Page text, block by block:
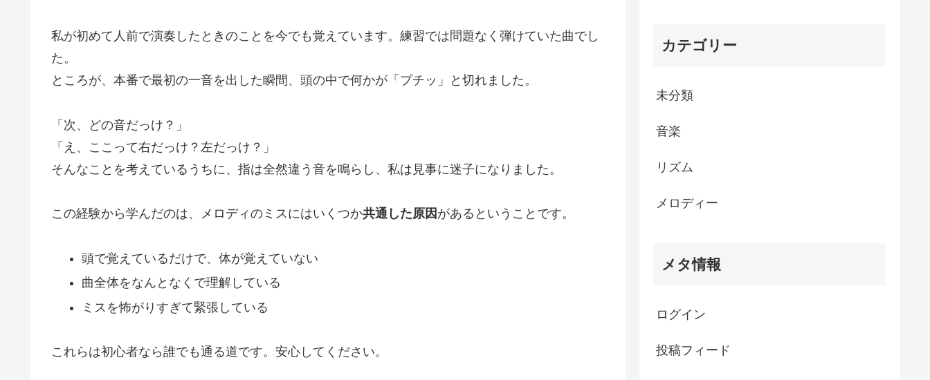
私が初めて人前で演奏したときのことを今でも覚えています。練習では問題なく弾けていた曲でし
た。
ところが、本番で最初の一音を出した瞬間、頭の中で何かが「プチッ」と切れました。
「次、どの音だっけ？」
「え、ここって右だっけ？左だっけ？」
そんなことを考えているうちに、指は全然違う音を鳴らし、私は見事に迷子になりました。
この経験から学んだのは、メロディのミスにはいくつか共通した原因 があるということです。
頭で覚えているだけで、体が覚えていない
曲全体をなんとなくで理解している
ミスを怖がりすぎて緊張している
これらは初心者なら誰でも通る道です。安心してください。
カテゴリー
未分類
音楽
リズム
メロディー
メタ情報
ログイン
投稿フィード